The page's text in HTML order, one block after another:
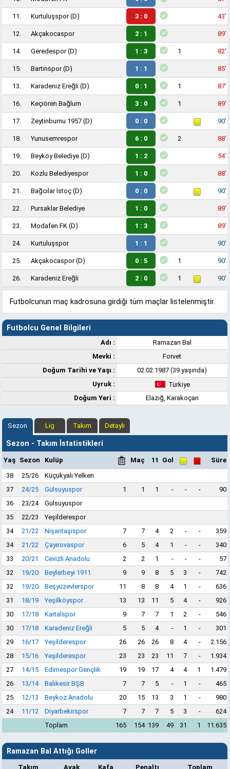
11. Kurtuluşspor(D) 3 : 0 43'
12. Akçakocaspor 2 : 1 89'
14. Geredespor(D) 1 : 3 1 82'
15. Bartınspor(D) 1 : 1 85'
13. Karadeniz Ereğli (D) 0 : 1 1 87'
16. Keçiören Bağlum 3 : 0 1 89'
17. Zeytinburnu 1957 (D) 0 : 0 90'
18. Yunusemrespor 6 : 0 2 88'
19. Beyköy Belediye (D) 1 : 2 54'
20. Kozlu Belediyespor 1 : 0 88'
21. Bağcılar İstoç (D) 0 : 0 90'
22. Pursaklar Belediye 1 : 0 89'
23. Modafen FK (D) 1 : 3 89'
24. Kurtuluşspor 1 : 1 90'
25. Akçakocaspor(D) 0 : 5 1 90'
26. Karadeniz Ereğli 2 : 0 1 90'
Futbolcunun maç kadrosuna girdiği tüm maçlar listelenmiştir.
Futbolcu Genel Bilgileri
Adı :
Ramazan Bal
Mevki :
Forvet
Doğum Tarihi ve Yaşı :
02.02.1987 (39 yaşında)
Uyruk :
Türkiye
Doğum Yeri :
Elazığ, Karakoçan
Sezon Lig Takım Detaylı
Sezon - Takım İstatistikleri
Yaş Sezon Kulüp Maç 11 Gol
Süre
38
25/26
Küçükyalı Yelken
37
24/25 Gülsuyuspor 1 1 1 - - -
90
36
23/24
Gülsuyuspor
35
22/23
Yeşilderespor
34
21/22 Nişantaşıspor 7 7 4 2 - -
359
34
21/22 Çayırovaspor 6 5 4 1 - -
340
33
20/21 Cevizli Anadolu 2 2 1 - - -
57
32
19/20 Beylerbeyi 1911 9 9 8 5 3 -
742
32
19/20 Beşyüzevlerspor 11 8 8 4 1 -
636
31
18/19 Yeşilköyspor 13 13 11 5 4 -
926
30
17/18 Kartalspor 9 7 7 1 2 -
546
30
17/18 Karadeniz Ereğli 5 5 4 - 1 -
301
29
16/17 Yeşilderespor 26 26 26 8 4 -
2.156
28
15/16 Yeşilderespor 23 23 23 11 7 -
1.934
27
14/15 Edirnespor Gençlik 19 19 17 4 4 1
1.479
26
13/14 Balıkesir BŞB 7 7 5 - 1 -
465
25
12/13 Beykoz Anadolu 20 15 13 3 1 -
980
24
11/12 Diyarbekirspor 7 7 7 5 3 -
624
Toplam
165 154 139 49 31 1 11.635
Ramazan Bal Attığı Goller
Takım Ayak Kafa Penaltı Toplam